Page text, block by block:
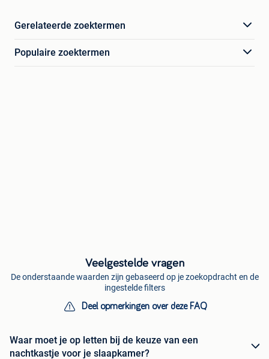
Gerelateerde zoektermen
Populaire zoektermen
Veelgestelde vragen
De onderstaande waarden zijn gebaseerd op je zoekopdracht en de
ingestelde filters
Deel opmerkingen over deze FAQ
Waar moet je op letten bij de keuze van een
nachtkastje voor je slaapkamer?